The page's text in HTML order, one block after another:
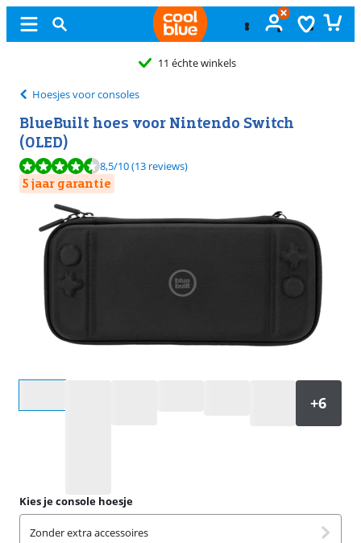
11 échte winkels
Hoesjes voor consoles
BlueBuilt hoes voor Nintendo Switch
(OLED)
Beoordeling is 8,5 van de 10, gebaseerd op 13 reviews.
8,5/10(13 reviews)
5 jaar garantie
Kies je console hoesje
Zonder extra accessoires